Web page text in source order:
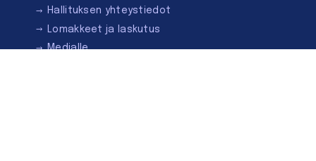
Hallituksen yhteystiedot
Lomakkeet ja laskutus
Medialle